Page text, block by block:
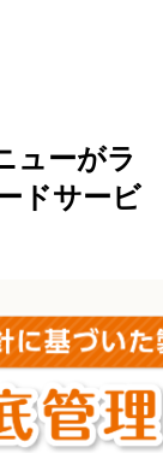
ューがラ
ドサービ